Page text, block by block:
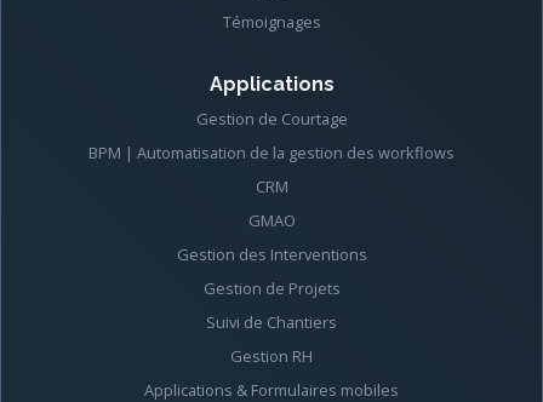
Témoignages
Applications
Gestion de Courtage
BPM | Automatisation de la gestion des workflows
CRM
GMAO
Gestion des Interventions
Gestion de Projets
Suivi de Chantiers
Gestion RH
Applications & Formulaires mobiles